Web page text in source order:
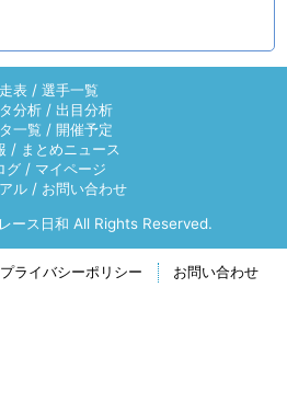
表 / 選手一覧
分析 / 出目分析
一覧 / 開催予定
/ まとめニュース
グ/ マイページ
ル / お問い合わせ
ース日和 All Rights Reserved.
プライバシーポリシー お問い合わせ